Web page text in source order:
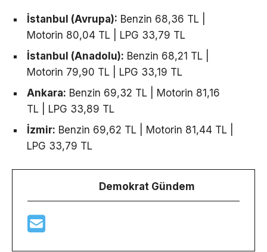
İstanbul (Avrupa): Benzin 68,36 TL |
Motorin 80,04 TL | LPG 33,79 TL
İstanbul (Anadolu): Benzin 68,21 TL |
Motorin 79,90 TL | LPG 33,19 TL
Ankara: Benzin 69,32 TL | Motorin 81,16
TL | LPG 33,89 TL
İzmir: Benzin 69,62 TL | Motorin 81,44 TL |
LPG 33,79 TL
Demokrat Gündem